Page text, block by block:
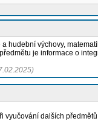
hudební výchovy,
je informace o
vyučování dalších